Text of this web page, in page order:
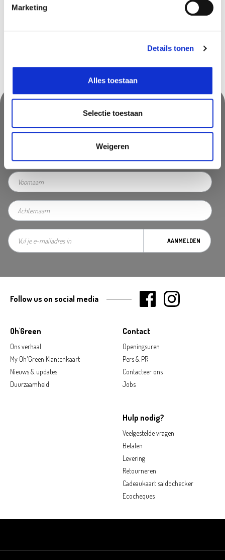
Marketing
Details tonen
Alles toestaan
Selectie toestaan
Weigeren
Louvain-la-Neuve
Nooit iets van ons missen?
Mis geen enkele aanbieding, inspirerende tip of nieuwsbericht. Schrijf
AANMELDEN
Oh'Green
Ons verhaal
My Oh'Green Klantenkaart
Nieuws & updates
Duurzaamheid
Contact
Openingsuren
Pers & PR
Contacteer ons
Jobs
Hulp nodig?
Veelgestelde vragen
Betalen
Levering
Retourneren
Cadeaukaart saldochecker
Ecocheques
Follow us on social media